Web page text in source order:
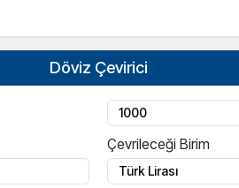
Döviz Çevirici
Çevrileceği Birim